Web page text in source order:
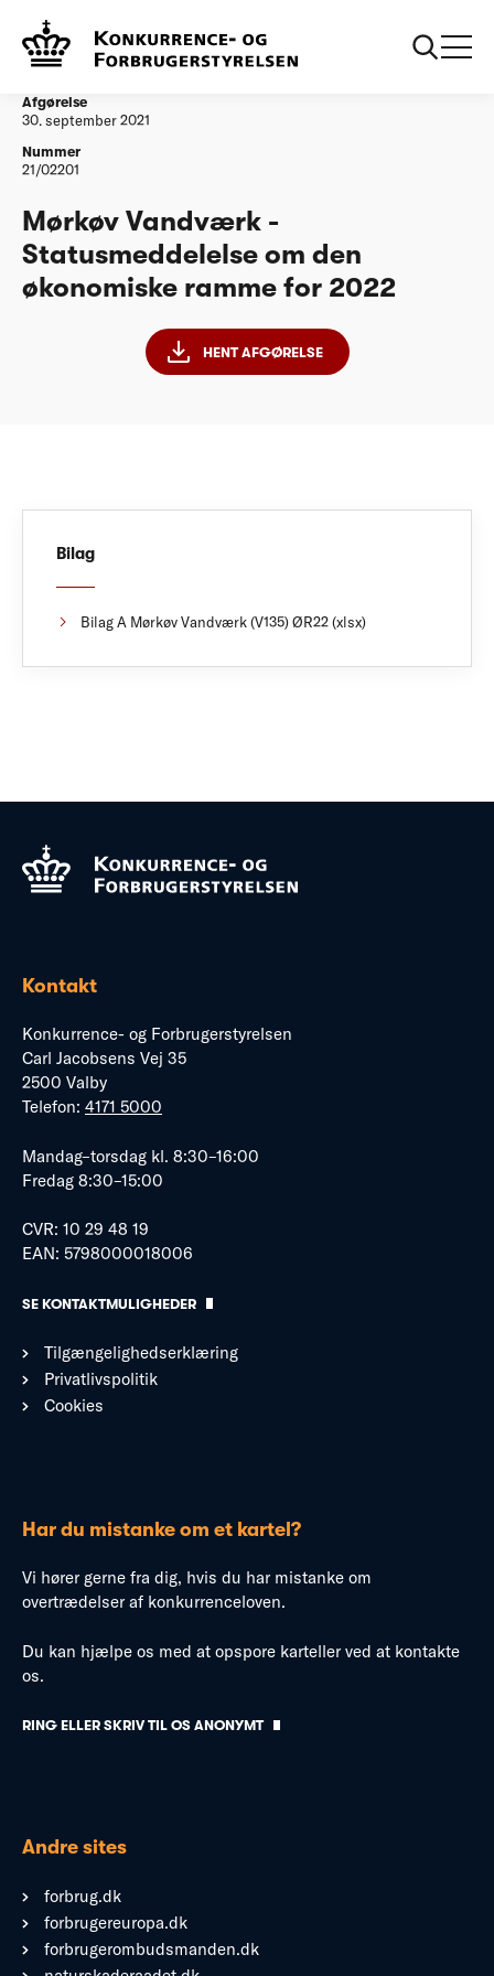
Vandtilsyn
økonomiske ramme for 2022
Afgørelse
30. september 2021
Nummer
21/02201
Mørkøv Vandværk -
Statusmeddelelse om den
økonomiske ramme for 2022
HENT AFGØRELSE
Bilag
Bilag A Mørkøv Vandværk (V135) ØR22 (xlsx)
Kontakt
Konkurrence- og Forbrugerstyrelsen
Carl Jacobsens Vej 35
2500 Valby
Telefon: 4171 5000
Mandag–torsdag kl. 8:30–16:00
Fredag 8:30–15:00
CVR: 10 29 48 19
EAN: 5798000018006
SE KONTAKTMULIGHEDER
Tilgængelighedserklæring
Privatlivspolitik
Cookies
Har du mistanke om et kartel?
Vi hører gerne fra dig, hvis du har mistanke om
overtrædelser af konkurrenceloven.
Du kan hjælpe os med at opspore karteller ved at kontakte
os.
RING ELLER SKRIV TIL OS ANONYMT
Andre sites
forbrug.dk
forbrugereuropa.dk
forbrugerombudsmanden.dk